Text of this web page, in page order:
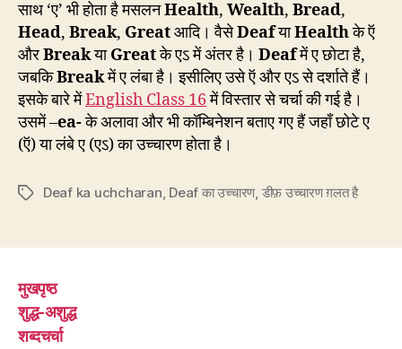
साथ ‘ए’ भी होता है मसलनHealth, Wealth, Bread,
Head, Break, Greatआदि। वैसेDeafयाHealthके ऍ
औरBreakयाGreatके एऽ में अंतर है। Deafमें ए छोटा है,
जबकिBreakमें ए लंबा है। इसीलिए उसे ऍ और एऽ से दर्शाते हैं।
इसके बारे मेंEnglish Class 16में विस्तार से चर्चा की गई है।
उसमें –ea-के अलावा और भी कॉम्बिनेशन बताए गए हैं जहाँ छोटे ए
(ऍ) या लंबे ए (एऽ) का उच्चारण होता है।
TagsDeaf ka uchcharan, Deaf का उच्चारण, डीफ़ उच्चारण ग़लत है
मुखपृष्ठ
शुद्ध-अशुद्ध
शब्दचर्चा